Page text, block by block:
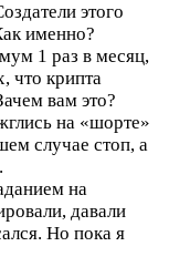
этого
именно?
1 раз в месяц,
что крипта
вам это?
на «шорте»
случае стоп, а
на
давали
Но пока я